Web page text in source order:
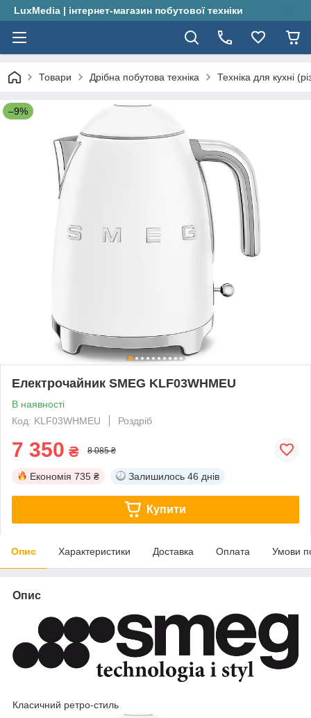
LuxMedia | інтернет-магазин побутової техніки
Товари Дрібна побутова техніка Техніка для кухні
–9%
Електрочайник SMEG KLF03WHMEU
В наявності
Код: KLF03WHMEU
Роздріб
7 350 ₴ 8 085 ₴
Економія 735 ₴ Залишилось 46 днів
Купити
Опис Характеристики Доставка Оплата Умови
Опис
Класичний ретро-стиль